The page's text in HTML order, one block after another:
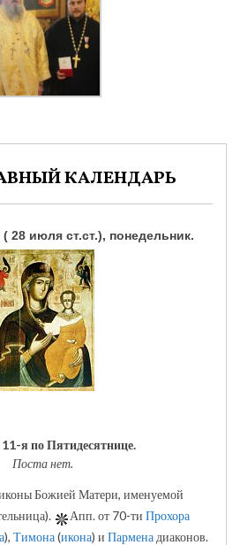
КАЛЕНДАРЬ
( 28 июля ст.ст.), понедельник.
я по Пятидесятнице.
Поста нет.
Божией Матери, именуемой
Апп. от 70-ти Прохора
), Тимона(икона) и Пармена диаконов.